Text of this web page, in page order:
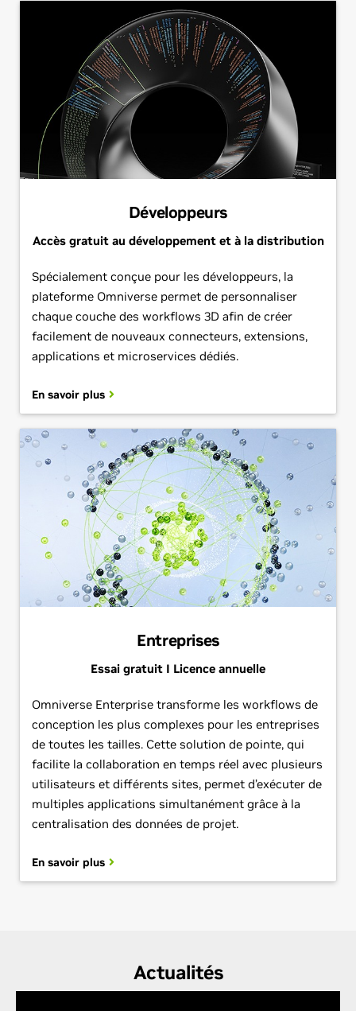
Développeurs
Accès gratuit au développement et à la distribution
Spécialement conçue pour les développeurs, la
plateforme Omniverse permet de personnaliser
chaque couche des workflows 3D afin de créer
facilement de nouveaux connecteurs, extensions,
applications et microservices dédiés.
En savoir plus
Entreprises
Essai gratuit I Licence annuelle
Omniverse Enterprise transforme les workflows de
conception les plus complexes pour les entreprises
de toutes les tailles. Cette solution de pointe, qui
facilite la collaboration en temps réel avec plusieurs
utilisateurs et différents sites, permet d’exécuter de
multiples applications simultanément grâce à la
centralisation des données de projet.
En savoir plus
Actualités